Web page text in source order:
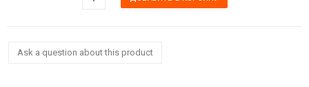
Ask a question about this product